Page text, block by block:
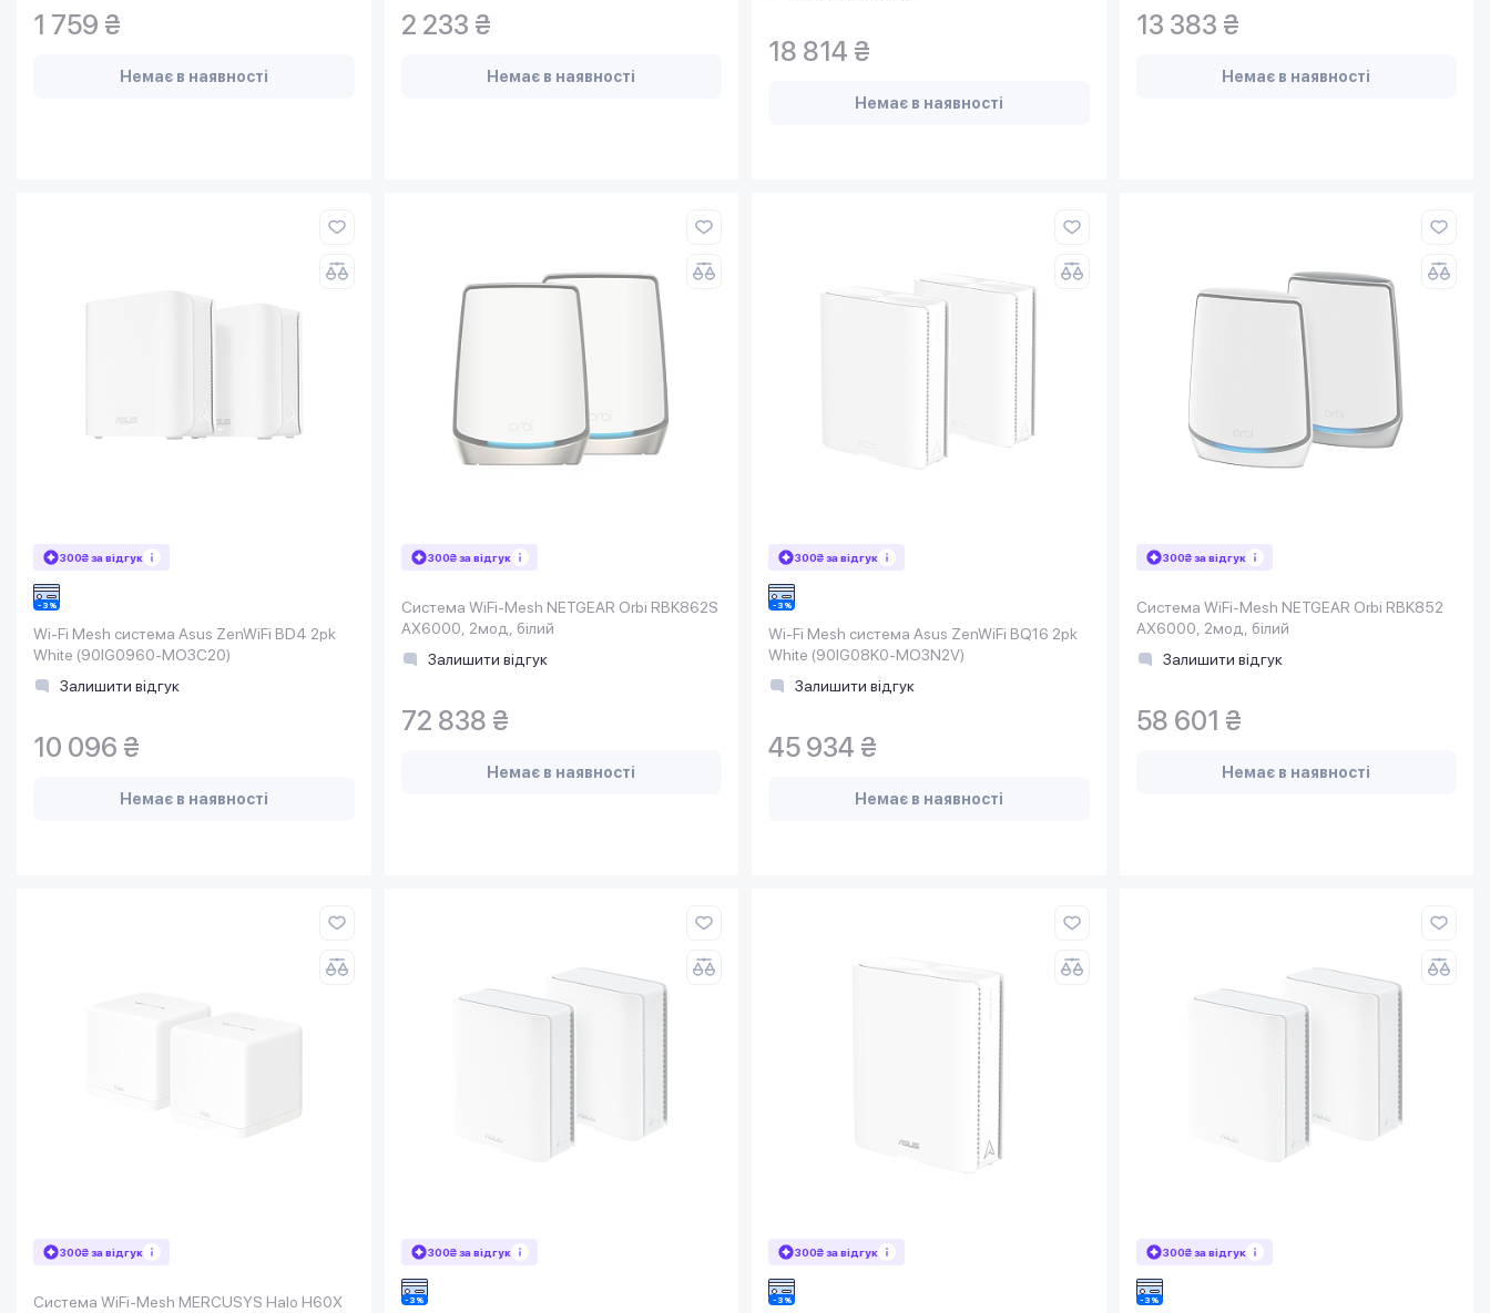
1 759 ₴
Немає в наявності
2 233 ₴
Немає в наявності
18 814 ₴
Немає в наявності
13 383 ₴
Немає в наявності
300₴ за відгук
Wi-Fi Mesh система Asus ZenWiFi BD4 2pk
White (90IG0960-MO3C20)
Залишити відгук
10 096 ₴
Немає в наявності
300₴ за відгук
Система WiFi-Mesh NETGEAR Orbi RBK862S
AX6000, 2мод, білий
Залишити відгук
72 838 ₴
Немає в наявності
300₴ за відгук
Wi-Fi Mesh система Asus ZenWiFi BQ16 2pk
White (90IG08K0-MO3N2V)
Залишити відгук
45 934 ₴
Немає в наявності
300₴ за відгук
Система WiFi-Mesh NETGEAR Orbi RBK852
AX6000, 2мод, білий
Залишити відгук
58 601 ₴
Немає в наявності
300₴ за відгук
Система WiFi-Mesh MERCUSYS Halo H60X
300₴ за відгук 300₴ за відгук 300₴ за відгук